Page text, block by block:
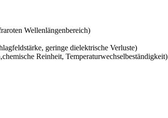
Wellenlängenbereich)
geringe dielektrische Verluste)
Reinheit, Temperaturwechselbeständigkeit)